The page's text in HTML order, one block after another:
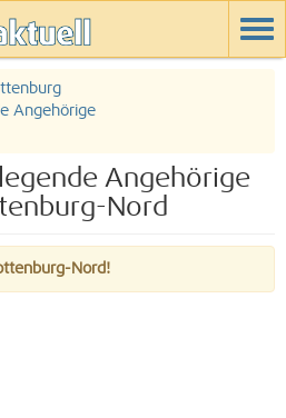
Angehörige
Angehörige
Nord
Nord!